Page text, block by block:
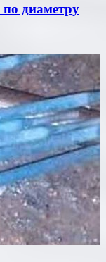
по диаметру